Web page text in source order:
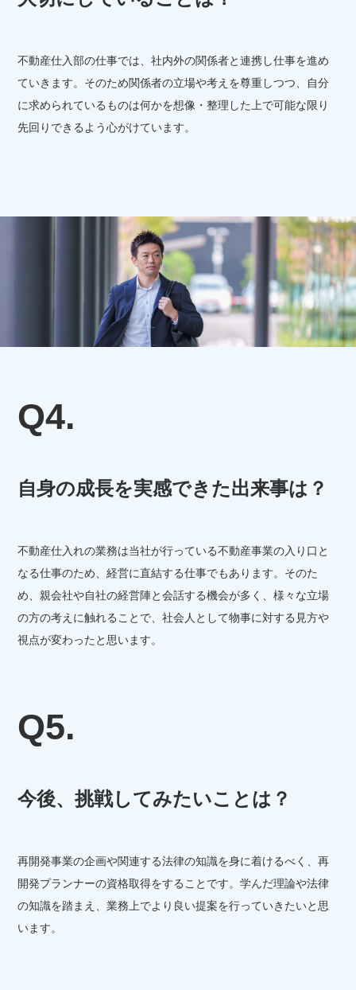
不動産仕入部の仕事では、社内外の関係者と連携し仕事を進め
ていきます。そのため関係者の立場や考えを尊重しつつ、自分
に求められているものは何かを想像・整理した上で可能な限り
先回りできるよう心がけています。
Q4.
自身の成長を実感できた出来事は？
不動産仕入れの業務は当社が行っている不動産事業の入り口と
なる仕事のため、経営に直結する仕事でもあります。そのた
め、親会社や自社の経営陣と会話する機会が多く、様々な立場
の方の考えに触れることで、社会人として物事に対する見方や
視点が変わったと思います。
Q5.
今後、挑戦してみたいことは？
再開発事業の企画や関連する法律の知識を身に着けるべく、再
開発プランナーの資格取得をすることです。学んだ理論や法律
の知識を踏まえ、業務上でより良い提案を行っていきたいと思
います。